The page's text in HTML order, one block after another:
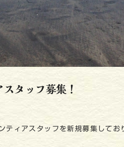
タッフ募集！
ィアスタッフを新規募集してお